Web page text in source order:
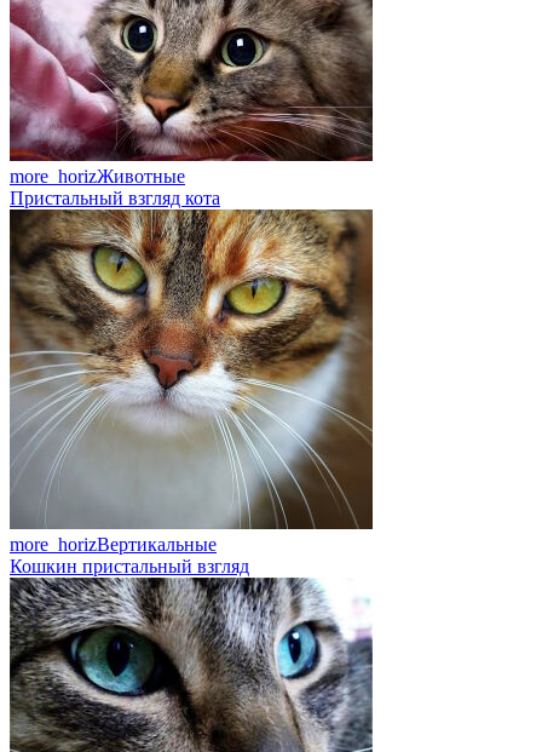
more_horizЖивотные
Пристальный взгляд кота
more_horizВертикальные
Кошкин пристальный взгляд